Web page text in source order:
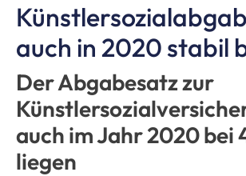
auch in 2020 stabil
Der Abgabesatz zur
auch im Jahr 2020 bei
liegen